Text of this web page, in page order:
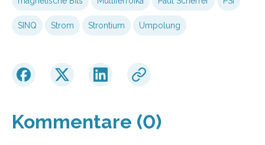
SINQ Strom Strontium Umpolung
Kommentare (0)